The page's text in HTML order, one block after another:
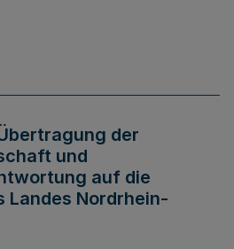
der
und
auf die
Landes Nordrhein-